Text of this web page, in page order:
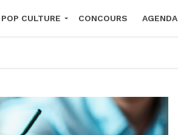
POP CULTURE CONCOURS AGENDA